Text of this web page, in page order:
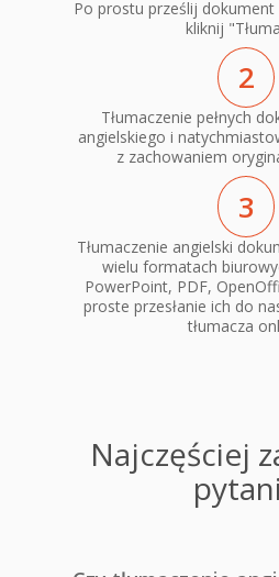
Po prostu prześlij dokument
kliknij
2
Tłumaczenie pełnych
angielskiego i
z zachowaniem
3
Tłumaczenie angielski
wielu formatach
PowerPoint, PDF,
proste przesłanie ich do
tłumacza
Najczęściej